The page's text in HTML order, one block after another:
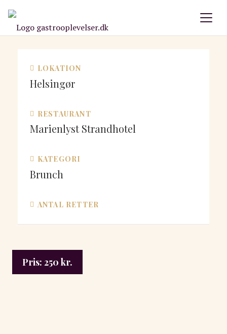
LOKATION
Helsingør
RESTAURANT
Marienlyst Strandhotel
KATEGORI
Brunch
ANTAL RETTER
Pris: 250 kr.